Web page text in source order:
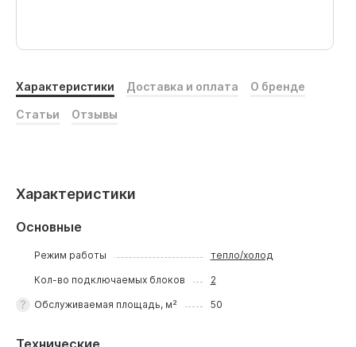
Характеристики Доставка и оплата О бренде
Статьи Отзывы
Характеристики
Основные
Режим работы тепло/холод
Кол-во подключаемых блоков 2
Обслуживаемая площадь, м² 50
Технические